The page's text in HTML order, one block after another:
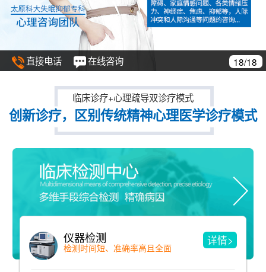
直接电话 在线咨询 18/18
临床诊疗+心理疏导双诊疗模式
创新诊疗，区别传统精神心理医学诊疗模式
仪器检测
检测时间短、准确率高且全面
详情>